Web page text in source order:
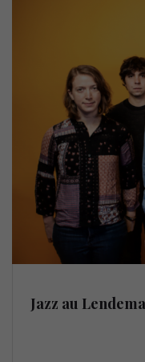
Jazz au